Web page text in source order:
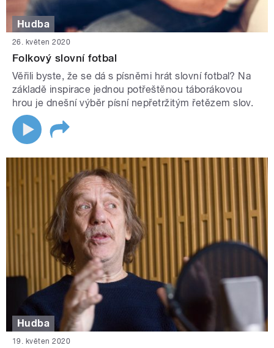
Hudba
26. květen 2020
Folkový slovní fotbal
Věřili byste, že se dá s písněmi hrát slovní fotbal? Na
základě inspirace jednou potřeštěnou táborákovou
hrou je dnešní výběr písní nepřetržitým řetězem slov.
Hudba
19. květen 2020